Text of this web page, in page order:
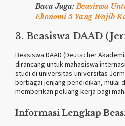
Baca Juga:Beasiswa
Ekonomi 5 Yang Wajib
3. Beasiswa DAAD
Beasiswa DAAD (Deutscher
dirancang untuk mahasiswa
studi di universitas-universitas
berbagai jenjang pendidikan, mulai
memberikan peluang kerja bagi
Informasi Lengkap